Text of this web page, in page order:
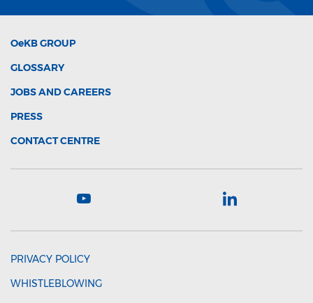
OeKBGROUP
GLOSSARY
JOBS AND CAREERS
PRESS
CONTACT CENTRE
PRIVACY POLICY
WHISTLEBLOWING